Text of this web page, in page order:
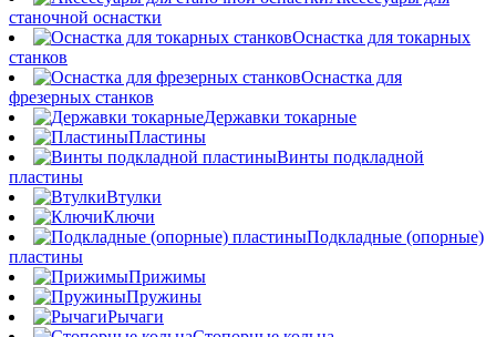
станочной оснастки
Оснастка для токарных
станков
Оснастка для
фрезерных станков
Державки токарные
Пластины
Винты подкладной
пластины
Втулки
Ключи
Подкладные (опорные)
пластины
Прижимы
Пружины
Рычаги